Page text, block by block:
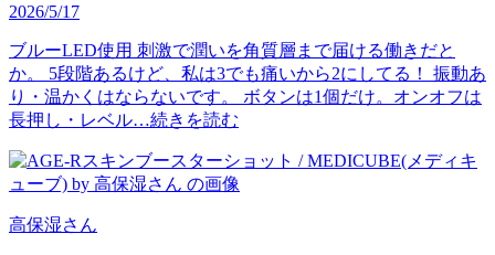
2026/5/17
ブルーLED使用 刺激で潤いを角質層まで届ける働きだと
か。 5段階あるけど、私は3でも痛いから2にしてる！ 振動あ
り・温かくはならないです。 ボタンは1個だけ。オンオフは
長押し・レベル…続きを読む
高保湿さん